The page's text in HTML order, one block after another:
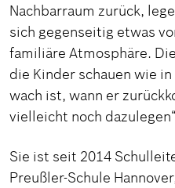
Nachbarraum zurück,
sich gegenseitig etwas
familiäre Atmosphäre.
die Kinder schauen wie
wach ist, wann er
vielleicht noch
Sie ist seit 2014
Preußler-Schule